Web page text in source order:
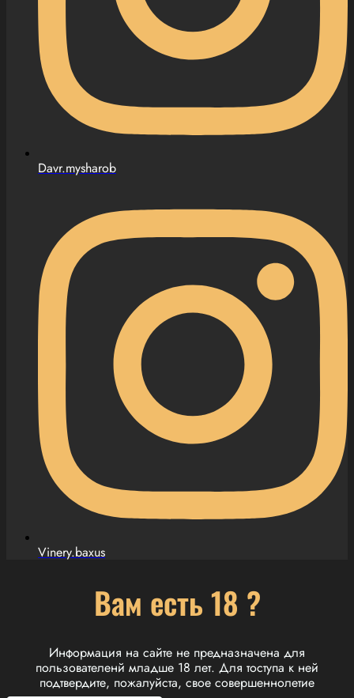
Davr.mysharob
Vinery.baxus
Вам есть 18 ?
Информация на сайте не предназначена для
пользователенй младше 18 лет. Для тоступа к ней
подтвердите, пожалуйста, свое совершеннолетие